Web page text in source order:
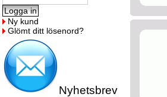
Ny kund
Glömt ditt lösenord?
Nyhetsbrev